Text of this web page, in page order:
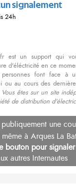
signalement
24h
est un support qui
d'éléctricité en ce
personnes font face à
ou au cours des
Vous êtes sur un site
de distribution
publiquement une
à Arques La
bouton pour
autres Internautes